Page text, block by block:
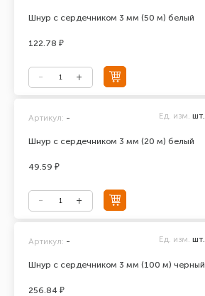
Шнур с сердечником 3 мм (50 м) белый
122.78 ₽
Шнур с сердечником 3 мм (20 м) белый
Артикул: - Ед. изм. шт.
49.59 ₽
Шнур с сердечником 3 мм (100 м) черный
Артикул: - Ед. изм. шт.
256.84 ₽